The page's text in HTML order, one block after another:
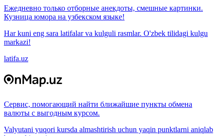
Ежедневно только отборные анекдоты, смешные картинки.
Кузница юмора на узбекском языке!
Har kuni eng sara latifalar va kulguli rasmlar. O'zbek tilidagi kulgu
markazi!
latifa.uz
Сервис, помогающий найти ближайшие пункты обмена
валюты с выгодным курсом.
Valyutani yuqori kursda almashtirish uchun yaqin punktlarni aniqlab